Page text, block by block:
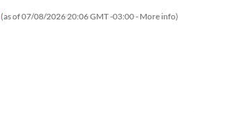
(as of 07/08/2026 20:06 GMT -03:00 - More info)